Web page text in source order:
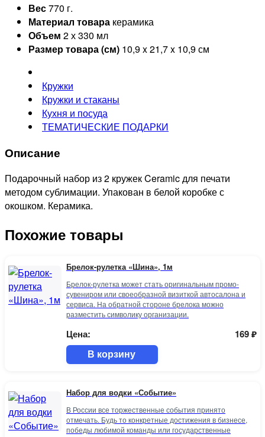
Вес770 г.
Материал товара керамика
Объем 2 х 330 мл
Размер товара (см) 10,9 x 21,7 x 10,9 см
Кружки
Кружки и стаканы
Кухня и посуда
ТЕМАТИЧЕСКИЕ ПОДАРКИ
Описание
Подарочный набор из 2 кружек Ceramic для печати
методом сублимации. Упакован в белой коробке с
окошком. Керамика.
Похожие товары
Брелок-рулетка «Шина», 1м
Брелок-рулетка может стать оригинальным промо-
сувениром или своеобразной визиткой автосалона и
сервиса. На обратной стороне брелока можно
разместить символику организации.
Цена: 169₽
В корзину
Набор для водки «Событие»
В России все торжественные события принято
отмечать. Будь то конкретные достижения в бизнесе,
победы любимой команды или государственные